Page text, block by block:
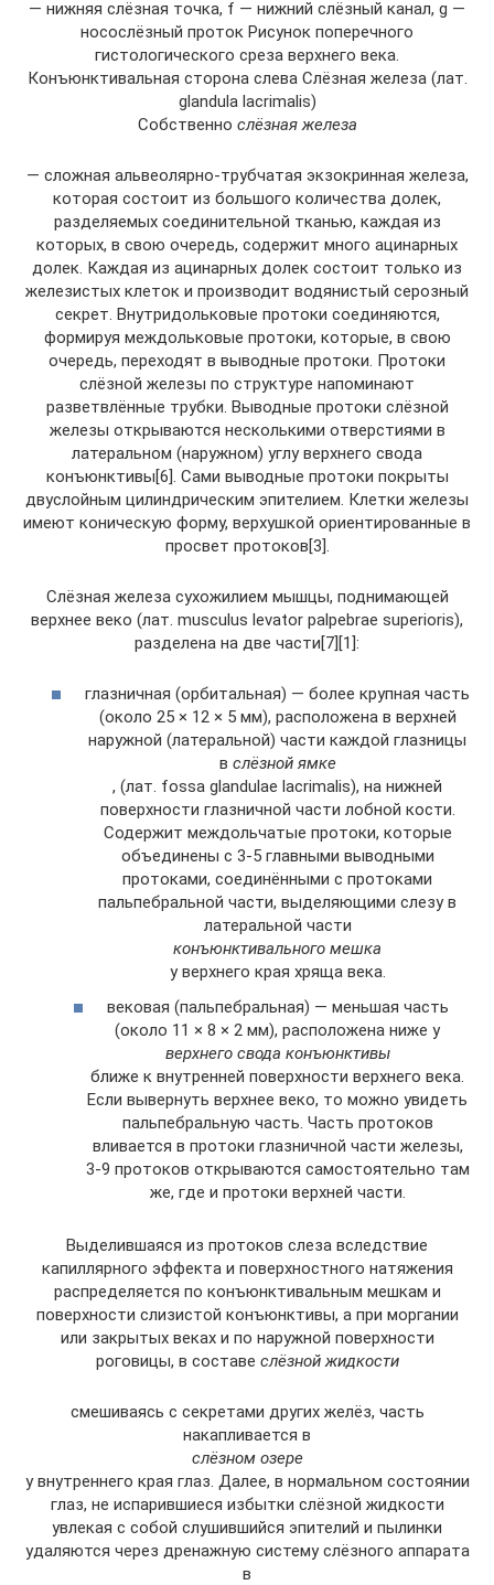
— нижняя слёзная точка, f — нижний слёзный канал, g —
носослёзный проток Рисунок поперечного
гистологического среза верхнего века.
Конъюнктивальная сторона слева Слёзная железа (лат.
glandula lacrimalis)
Собственно слёзная железа
— сложная альвеолярно-трубчатая экзокринная железа,
которая состоит из большого количества долек,
разделяемых соединительной тканью, каждая из
которых, в свою очередь, содержит много ацинарных
долек. Каждая из ацинарных долек состоит только из
железистых клеток и производит водянистый серозный
секрет. Внутридольковые протоки соединяются,
формируя междольковые протоки, которые, в свою
очередь, переходят в выводные протоки. Протоки
слёзной железы по структуре напоминают
разветвлённые трубки. Выводные протоки слёзной
железы открываются несколькими отверстиями в
латеральном (наружном) углу верхнего свода
конъюнктивы[6]. Сами выводные протоки покрыты
двуслойным цилиндрическим эпителием. Клетки железы
имеют коническую форму, верхушкой ориентированные в
просвет протоков[3].
Слёзная железа сухожилием мышцы, поднимающей
верхнее веко (лат. musculus levator palpebrae superioris),
разделена на две части[7][1]:
глазничная (орбитальная) — более крупная часть
(около 25 × 12 × 5 мм), расположена в верхней
наружной (латеральной) части каждой глазницы
в слёзной ямке
, (лат. fossa glandulae lacrimalis), на нижней
поверхности глазничной части лобной кости.
Содержит междольчатые протоки, которые
объединены с 3-5 главными выводными
протоками, соединёнными с протоками
пальпебральной части, выделяющими слезу в
латеральной части
конъюнктивального мешка
у верхнего края хряща века.
вековая (пальпебральная) — меньшая часть
(около 11 × 8 × 2 мм), расположена ниже у
верхнего свода конъюнктивы
ближе к внутренней поверхности верхнего века.
Если вывернуть верхнее веко, то можно увидеть
пальпебральную часть. Часть протоков
вливается в протоки глазничной части железы,
3-9 протоков открываются самостоятельно там
же, где и протоки верхней части.
Выделившаяся из протоков слеза вследствие
капиллярного эффекта и поверхностного натяжения
распределяется по конъюнктивальным мешкам и
поверхности слизистой конъюнктивы, а при моргании
или закрытых веках и по наружной поверхности
роговицы, в составе слёзной жидкости
смешиваясь с секретами других желёз, часть
накапливается в
слёзном озере
у внутреннего края глаз. Далее, в нормальном состоянии
глаз, не испарившиеся избытки слёзной жидкости
увлекая с собой слушившийся эпителий и пылинки
удаляются через дренажную систему слёзного аппарата
в